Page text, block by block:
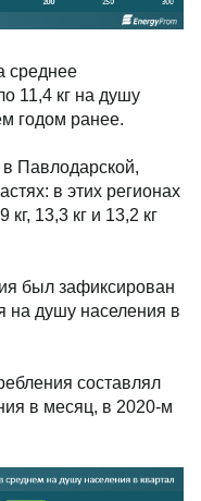
среднее
11,4 кг на душу
годом ранее.
Павлодарской,
в этих регионах
13,3 кг и 13,2 кг
был зафиксирован
на душу населения в
составлял
в месяц, в 2020-м